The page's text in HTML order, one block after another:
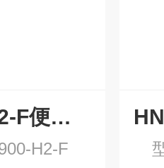
HNAG900-H2-F便携式氢气气体检测仪
H2-F